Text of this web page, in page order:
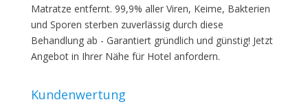
Matratze entfernt. 99,9% aller Viren, Keime, Bakterien
und Sporen sterben zuverlässig durch diese
Behandlung ab - Garantiert gründlich und günstig! Jetzt
Angebot in Ihrer Nähe für Hotel anfordern.
Kundenwertung